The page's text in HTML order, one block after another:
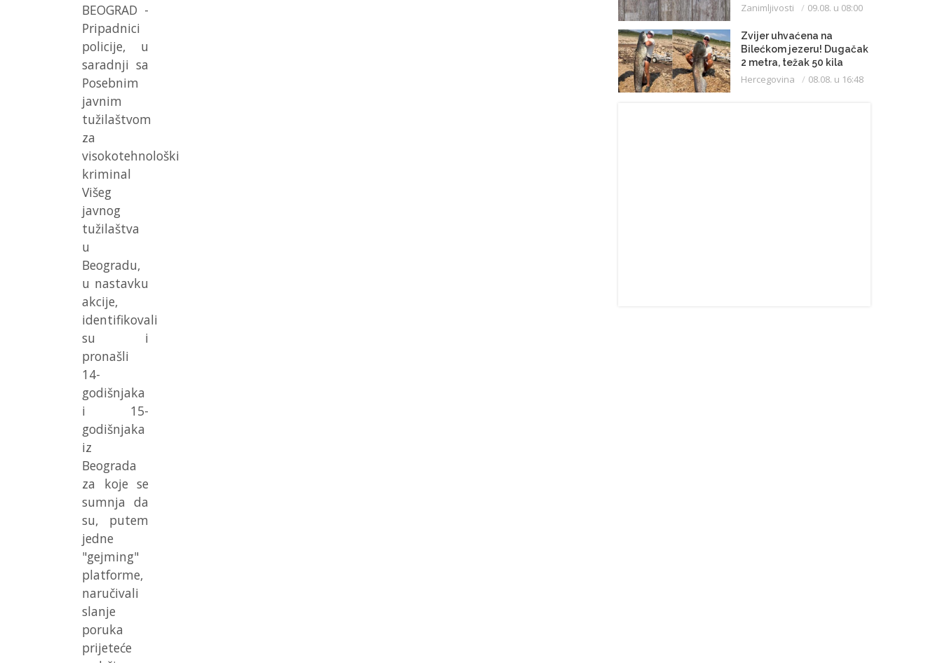
BEOGRAD -
Pripadnici
policije, u
saradnji sa
Posebnim
javnim
tužilaštvom
za
visokotehnološki
kriminal
Višeg
javnog
tužilaštva
u
Beogradu,
u nastavku
akcije,
identifikovali
su i
pronašli
14-
godišnjaka
i 15-
godišnjaka
iz
Beograda
za koje se
sumnja da
su, putem
jedne
"gejming"
platforme,
naručivali
slanje
poruka
prijeteće
Zanimljivosti 09.08. u 08:00
Zvijer uhvaćena na
Bilećkom jezeru! Dugačak
2 metra, težak 50 kila
Hercegovina 08.08. u 16:48